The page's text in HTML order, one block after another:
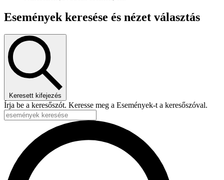
Események keresése és nézet választás
Keresett kifejezés
Írja be a keresőszót. Keresse meg a Események-t a keresőszóval.